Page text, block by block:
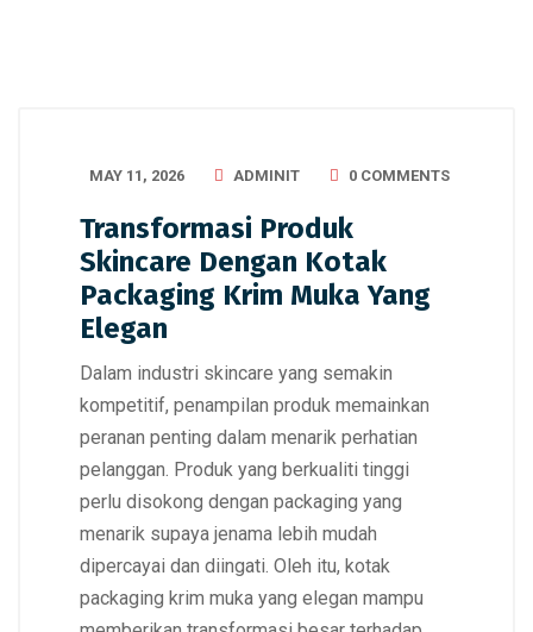
MAY 11, 2026 ADMINIT 0 COMMENTS
Transformasi Produk
Skincare Dengan Kotak
Packaging Krim Muka Yang
Elegan
Dalam industri skincare yang semakin
kompetitif, penampilan produk memainkan
peranan penting dalam menarik perhatian
pelanggan. Produk yang berkualiti tinggi
perlu disokong dengan packaging yang
menarik supaya jenama lebih mudah
dipercayai dan diingati. Oleh itu, kotak
packaging krim muka yang elegan mampu